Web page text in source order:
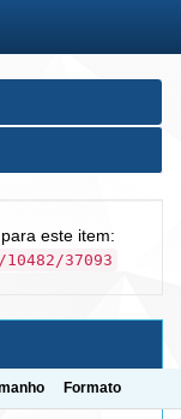
este item:
37093
Formato